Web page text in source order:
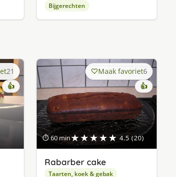
Bijgerechten
21
👍
⏱ 60 min★★★★★ 4.5 (20)
Maak favoriet6
👍
Rabarber cake
Taarten, koek & gebak